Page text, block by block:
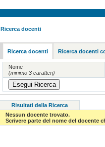
Ricerca docenti
Ricerca docenti Ricerca docenti
Nome
(minimo 3 caratteri)
Risultati della Ricerca
Nessun docente trovato.
Scrivere parte del nome del docente